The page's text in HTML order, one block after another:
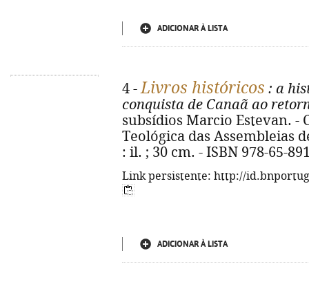
ADICIONAR À LISTA
4 -Livros históricos : a
conquista de Canaã ao
subsídios Marcio Estevan. -
Teológica das Assembleias
: il. ; 30 cm. - ISBN 978-65-
Link persistente: http://
ADICIONAR À LISTA